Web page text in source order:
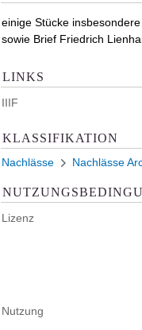
einige Stücke
sowie Brief Friedrich
LINKS
IIIF
KLASSIFIKATION
Nachlässe Nachlässe
Lizenz
Nutzung